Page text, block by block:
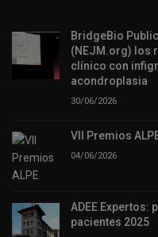
BridgeBio
(NEJM.org) los
clínico con
acondroplasia
30/06/2026
VII Premios
04/06/2026
ADEE
pacientes 2025